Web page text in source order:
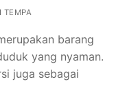
TEMPA
barang
yang nyaman.
juga sebagai